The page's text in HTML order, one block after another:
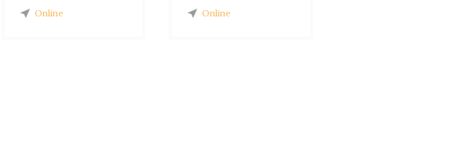
Online Online